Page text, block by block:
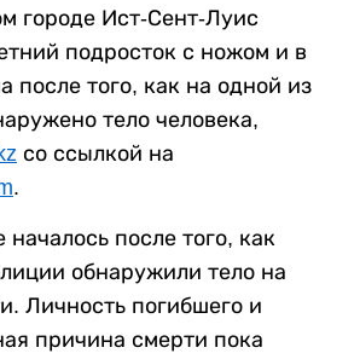
городе Ист-Сент-Луис
подросток с ножом и в
после того, как на одной из
тело человека,
со ссылкой на
.
после того, как
обнаружили тело на
Личность погибшего и
причина смерти пока